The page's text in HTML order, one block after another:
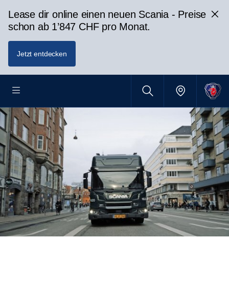
Lease dir online einen neuen Scania - Preise
schon ab 1’847 CHF pro Monat.
Jetzt entdecken